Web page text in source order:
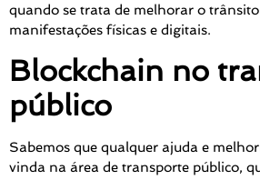
quando se trata de melhorar o
manifestações físicas e digitais.
Blockchain no
público
Sabemos que qualquer ajuda e
vinda na área de transporte público,